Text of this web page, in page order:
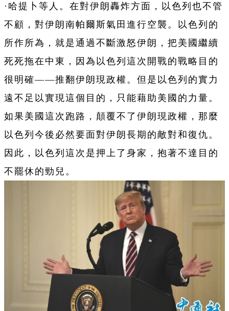
·哈提卜等人。在對伊朗轟炸方面，以色列也不管
不顧，對伊朗南帕爾斯氣田進行空襲。以色列的
所作所為，就是通過不斷激怒伊朗，把美國繼續
死死拖在中東，因為以色列這次開戰的戰略目的
很明確——推翻伊朗現政權。但是以色列的實力
遠不足以實現這個目的，只能藉助美國的力量。
如果美國這次跑路，顛覆不了伊朗現政權，那麼
以色列今後必然要面對伊朗長期的敵對和復仇。
因此，以色列這次是押上了身家，抱著不達目的
不罷休的勁兒。